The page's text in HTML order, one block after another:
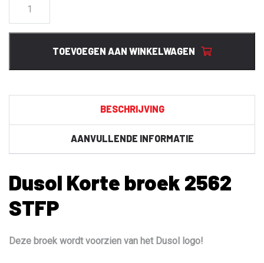
Korte
broek
TOEVOEGEN AAN WINKELWAGEN
BESCHRIJVING
AANVULLENDE INFORMATIE
Dusol Korte broek 2562
STFP
Deze broek wordt voorzien van het Dusol logo!